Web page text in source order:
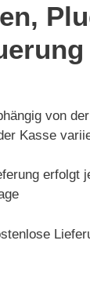
von
Kasse
erfolgt